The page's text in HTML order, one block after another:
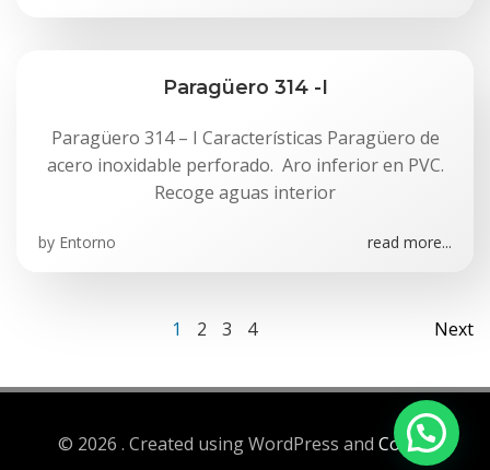
Paragüero 314 -I
Paragüero 314 – I Características Paragüero de
acero inoxidable perforado. Aro inferior en PVC.
Recoge aguas interior
by Entorno read more...
Navegación
por
las
Página
1 Página
2 Página
3 Página
4
las
Next
© 2026 . Created using WordPress and Colibri